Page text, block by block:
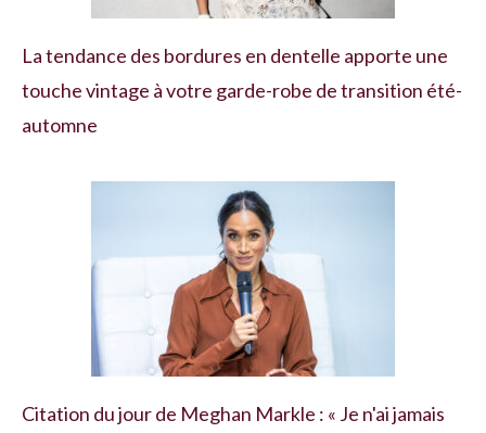
La tendance des bordures en dentelle apporte une
touche vintage à votre garde-robe de transition été-
automne
Citation du jour de Meghan Markle : « Je n'ai jamais